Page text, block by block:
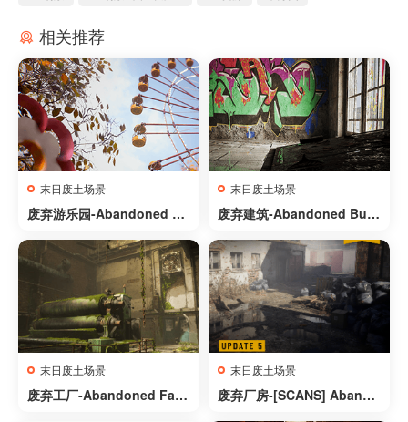
相关推荐
末日废土场景
废弃游乐园-Abandoned A
末日废土场景
废弃建筑-Abandoned Buil
末日废土场景
废弃工厂-Abandoned Fact
末日废土场景
废弃厂房-[SCANS] Abando